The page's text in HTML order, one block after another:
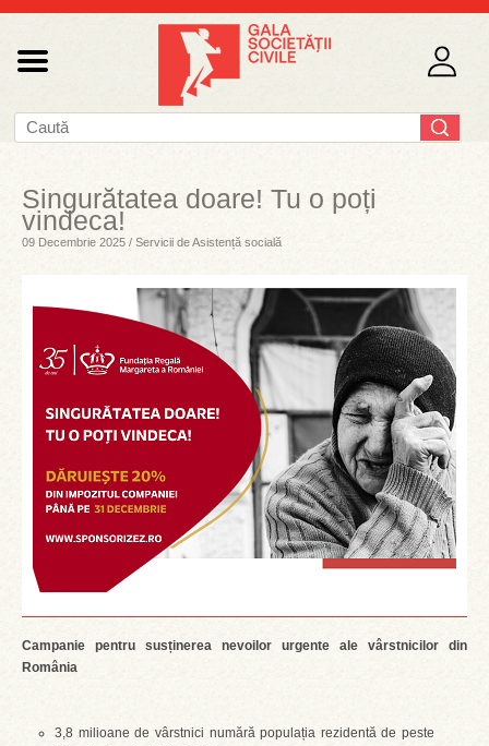
Singurătatea doare! Tu o poți
vindeca!
09 Decembrie 2025 / Servicii de Asistență socială
Campanie pentru susținerea nevoilor urgente ale vârstnicilor din
România
3,8 milioane de vârstnici numără populația rezidentă de peste